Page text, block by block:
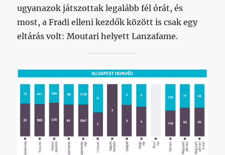
ugyanazok játszottak legalább fél órát, és
most, a Fradi elleni kezdők között is csak egy
eltárás volt: Moutari helyett Lanzafame.